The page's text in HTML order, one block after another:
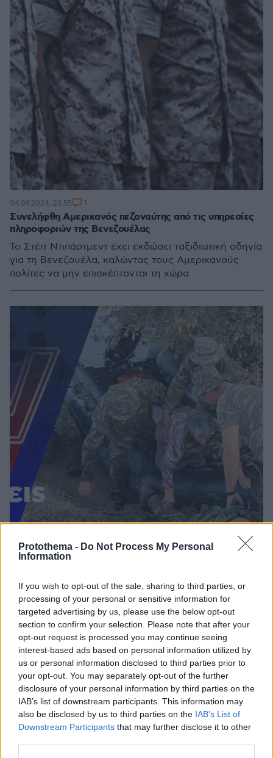
Protothema - Do Not Process My Personal
Information
If you wish to opt-out of the sale, sharing to third parties, or
processing of your personal or sensitive information for
targeted advertising by us, please use the below opt-out
section to confirm your selection. Please note that after your
opt-out request is processed you may continue seeing
interest-based ads based on personal information utilized by
us or personal information disclosed to third parties prior to
your opt-out. You may separately opt-out of the further
disclosure of your personal information by third parties on the
IAB’s list of downstream participants. This information may
also be disclosed by us to third parties on the IAB’s List of
Downstream Participants that may further disclose it to other
Συνελήφθη Αμερικανός πεζοναύτης από τις υπηρεσίες
πληροφοριών της Βενεζουέλας
Το Στέιτ Ντιπάρτμεντ έχει εκδώσει ταξιδιωτική οδηγία
για τη Βενεζουέλα, καλώντας τους Αμερικανούς
πολίτες να μην επισκέπτονται τη χώρα
04.09.2024, 23:55 1
Ο πεζοναύτης, τα ριάλιτι και η τηλεοπτική τοξικότητα
Δεν υπάρχει μέχρι στιγμής νέο πρόγραμμα, αλλά
επανεκκίνηση του προηγούμενου